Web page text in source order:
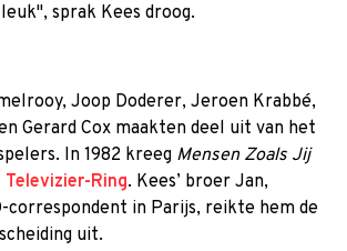
sprak Kees droog.
Joop Doderer, Jeroen Krabbé,
Gerard Cox maakten deel uit van het
In 1982 kreeg Mensen Zoals Jij
Televizier-Ring. Kees’ broer Jan,
correspondent in Parijs, reikte hem de
uit.